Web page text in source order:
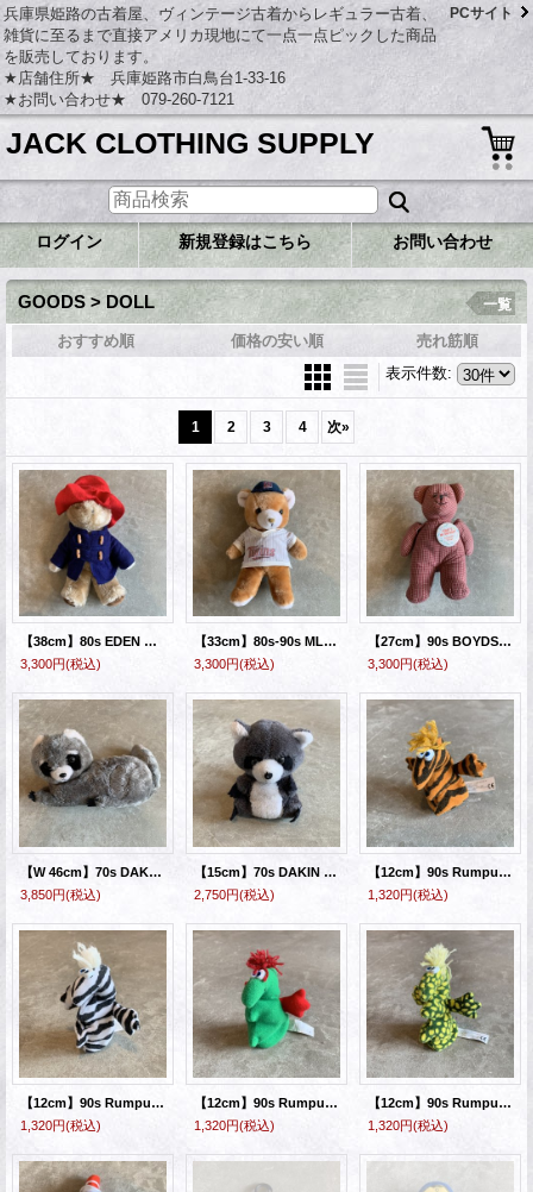
兵庫県姫路の古着屋、ヴィンテージ古着からレギュラー古着、
雑貨に至るまで直接アメリカ現地にて一点一点ピックした商品
を販売しております。
★店舗住所★ 兵庫姫路市白鳥台1-33-16
★お問い合わせ★ 079-260-7121
PCサイト
JACK CLOTHING SUPPLY
ログイン 新規登録はこちら お問い合わせ
GOODS > DOLL 一覧
おすすめ順 価格の安い順
売れ筋順
表示件数:
1 2 3 4 次»
【38cm】80s EDEN TOYS パディントン クマ ドール ぬいぐるみ■ビンテージ オールド アメリカ雑貨 イギリスアニメ
3,300円(税込)
【33cm】80s-90s MLB ミネソタ・ツインズ テディベア クマ ドール ぬいぐるみ■ビンテージ オールド アメリカ雑貨 メジャーリーグ
3,300円(税込)
【27cm】90s BOYDS ボイドベア クマ ドール ぬいぐるみ ギンガムチェック■ビンテージ オールド アメリカ雑貨 ハンドメイド アニマル
3,300円(税込)
【W 46cm】70s DAKIN アライグマ ドール ぬいぐるみ■ビンテージ オールド アメリカ雑貨 アメトイ デーキン アニマル 動物
3,850円(税込)
【15cm】70s DAKIN アライグマ ドール ぬいぐるみ■ビンテージ オールド アメリカ雑貨 アメトイ デーキン アニマル 動物
2,750円(税込)
【12cm】90s Rumpus 恐竜モチーフ ミニドール ぬいぐるみ トラ柄■ビンテージ アメリカ雑貨 タイガー アメトイ ポリエステル No.1
1,320円(税込)
【12cm】90s Rumpus 恐竜モチーフ ミニドール ぬいぐるみ 白黒 ゼブラ柄■ビンテージ アメリカ雑貨 シマウマ アメトイ ポリエステル No.1
1,320円(税込)
【12cm】90s Rumpus 恐竜モチーフ ミニドール ぬいぐるみ 緑×赤■ビンテージ オールド アメリカ雑貨 アメトイ ポリエステル No.1
1,320円(税込)
【12cm】90s Rumpus 恐竜モチーフ ミニドール ぬいぐるみ 緑×黄色 総柄■ビンテージ オールド アメリカ雑貨 アメトイ ポリエステル
1,320円(税込)